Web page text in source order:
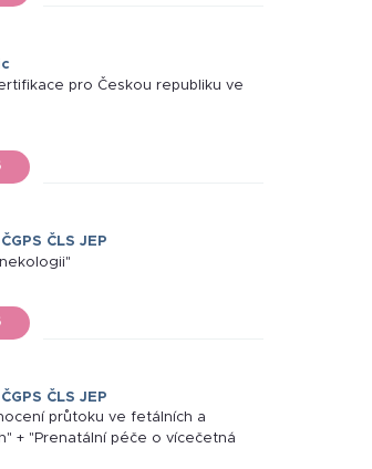
pro Českou republiku ve
ČLS JEP
ČLS JEP
průtoku ve fetálních a
+ "Prenatální péče o vícečetná